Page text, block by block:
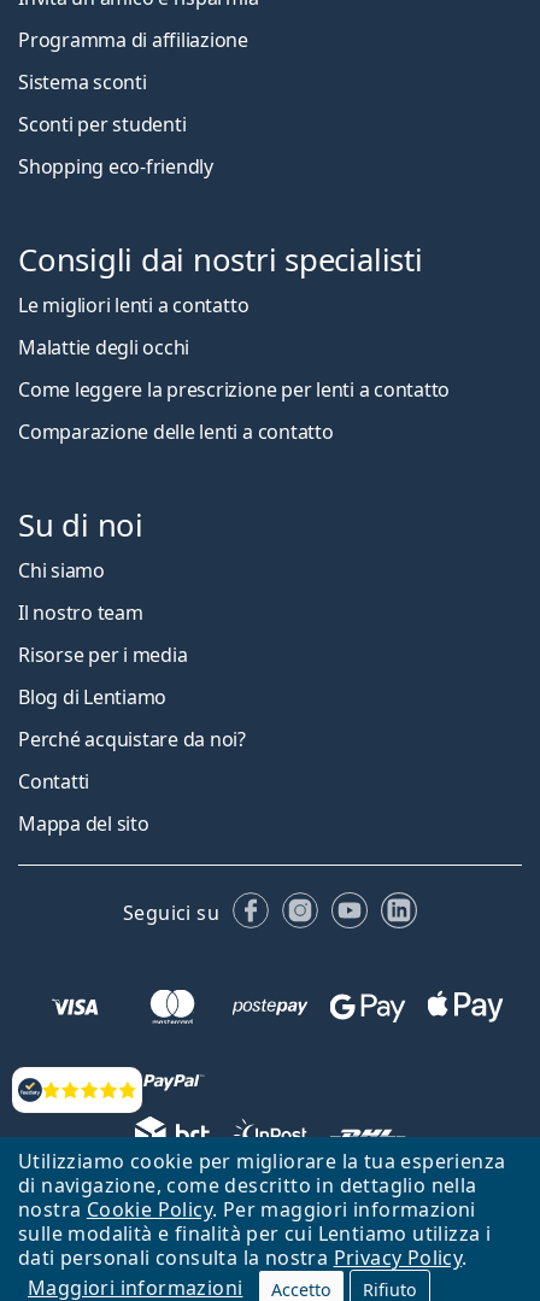
Utilizziamo cookie per migliorare la tua esperienza
di navigazione, come descritto in dettaglio nella
nostra Cookie Policy. Per maggiori informazioni
sulle modalità e finalità per cui Lentiamo utilizza i
dati personali consulta la nostra Privacy Policy.
Maggiori informazioni
Accetto Rifiuto
Valutazione
Programma di affiliazione
Sistema sconti
Sconti per studenti
Shopping eco-friendly
Consigli dai nostri specialisti
Le migliori lenti a contatto
Malattie degli occhi
Come leggere la prescrizione per lenti a contatto
Comparazione delle lenti a contatto
Su di noi
Chi siamo
Il nostro team
Risorse per i media
Blog di Lentiamo
Perché acquistare da noi?
Contatti
Mappa del sito
Seguici su FacebookInstagram
YouTubeLinkedIn
Lentiamo s.r.o., Vídeňská 12, 37833 Nová Bystřice, Repubblica Ceca.
Partita IVA: CZ26104784
Torna alla Home Page Vai all'inizio